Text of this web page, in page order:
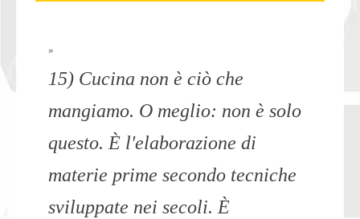
»
15) Cucina non è ciò che
mangiamo. O meglio: non è solo
questo. È l'elaborazione di
materie prime secondo tecniche
sviluppate nei secoli. È